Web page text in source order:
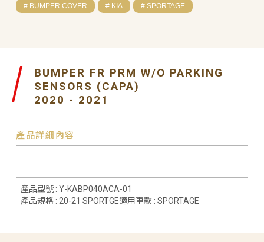
# BUMPER COVER # KIA # SPORTAGE
BUMPER FR PRM W/O PARKING
SENSORS (CAPA)
2020 - 2021
產品詳細內容
產品型號 : Y-KABP040ACA-01
產品規格 : 20-21 SPORTGE適用車款 : SPORTAGE